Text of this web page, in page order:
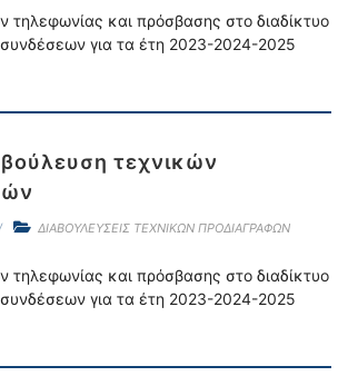
τηλεφωνίας και πρόσβασης στο διαδίκτυο
για τα έτη 2023-2024-2025
τεχνικών
ΔΙΑΒΟΥΛΕΥΣΕΙΣ ΤΕΧΝΙΚΩΝ ΠΡΟΔΙΑΓΡΑΦΩΝ
τηλεφωνίας και πρόσβασης στο διαδίκτυο
για τα έτη 2023-2024-2025